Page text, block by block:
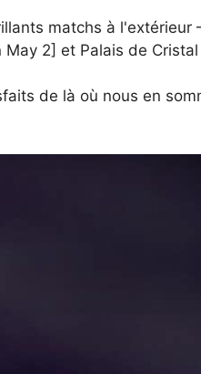
matchs à
2] et Palais de
de là où nous en